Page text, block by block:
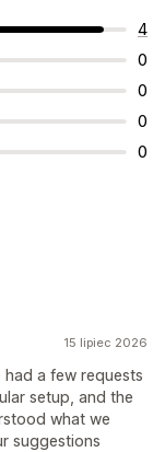
4
0
0
0
0
15 lipiec 2026
had a few requests
setup, and the
what we
suggestions